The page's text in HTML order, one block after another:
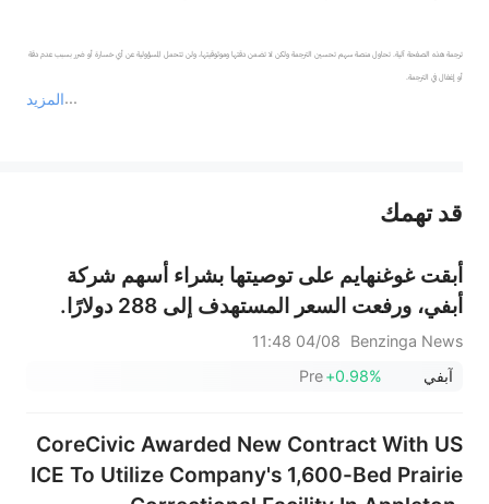
المزيد
ترجمة هذه الصفحة آلية. تحاول منصة سهم تحسين الترجمة ولكن لا تضمن دقتها وموثوقيتها، ولن تتحمل المسؤولية عن أي خسارة أو ضرر بسبب عدم دقة
أو إغفال في الترجمة.
عند الضرورة، يرجى استشارة مستشار استثمار محترف. لا تقدم منصة سهم أي مشورة استثمارية، ولا تقدم أي التزامات أو ضمانات.
قد تهمك
أبقت غوغنهايم على توصيتها بشراء أسهم شركة
أبفي، ورفعت السعر المستهدف إلى 288 دولارًا.
Benzinga News
04/08 11:48
آبفي
+0.98%
Pre
CoreCivic Awarded New Contract With US
ICE To Utilize Company's 1,600-Bed Prairie